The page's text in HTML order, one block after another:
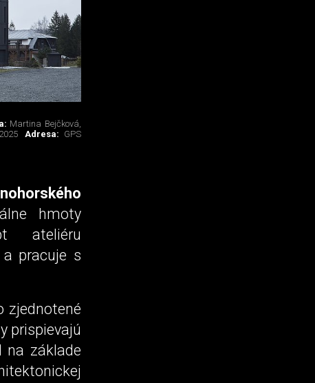
Martina Bejčková,
Adresa: GPS
hmoty
ateliéru
a pracuje s
zjednotené
prispievajú
na základe